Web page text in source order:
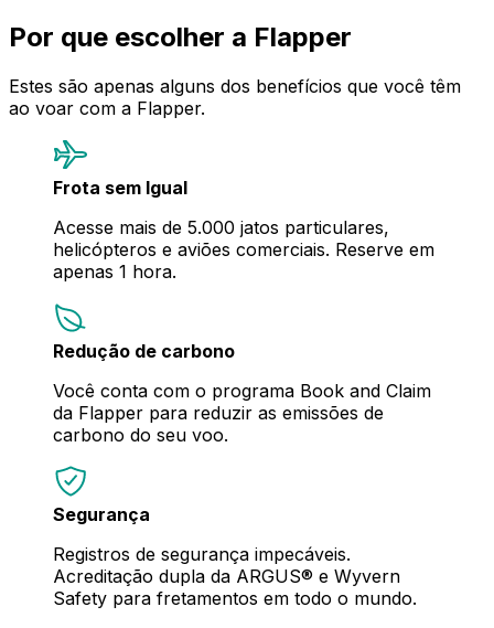
Por que escolher a Flapper
Estes são apenas alguns dos benefícios que você têm
ao voar com a Flapper.
Frota sem Igual
Acesse mais de 5.000 jatos particulares,
helicópteros e aviões comerciais. Reserve em
apenas 1 hora.
Redução de carbono
Você conta com o programa Book and Claim
da Flapper para reduzir as emissões de
carbono do seu voo.
Segurança
Registros de segurança impecáveis.
Acreditação dupla da ARGUS® e Wyvern
Safety para fretamentos em todo o mundo.